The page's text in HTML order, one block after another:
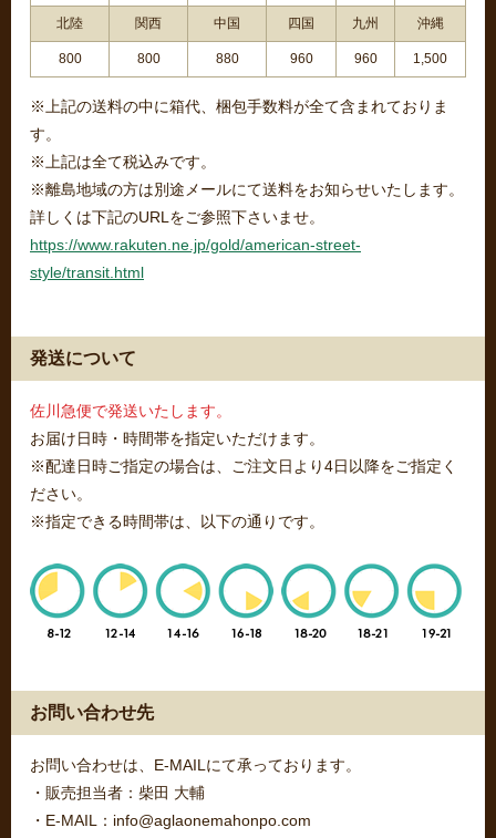
北陸 関西 中国 四国 九州 沖縄
800 800 880 960 960 1,500
※上記の送料の中に箱代、梱包手数料が全て含まれておりま
す。
※上記は全て税込みです。
※離島地域の方は別途メールにて送料をお知らせいたします。
詳しくは下記のURLをご参照下さいませ。
https://www.rakuten.ne.jp/gold/american-street-
style/transit.html
発送について
佐川急便で発送いたします。
お届け日時・時間帯を指定いただけます。
※配達日時ご指定の場合は、ご注文日より4日以降をご指定く
ださい。
※指定できる時間帯は、以下の通りです。
お問い合わせ先
お問い合わせは、E-MAILにて承っております。
・販売担当者：柴田 大輔
・E-MAIL：info@aglaonemahonpo.com